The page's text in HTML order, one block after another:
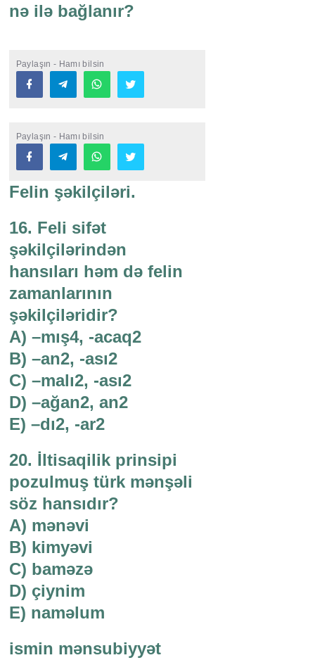
nə ilə bağlanır?
Paylaşın - Hamı bilsin
Paylaşın - Hamı bilsin
Felin şəkilçiləri.
16. Feli sifət
şəkilçilərindən
hansıları həm də felin
zamanlarının
şəkilçiləridir?
A) –mış4, -acaq2
B) –an2, -ası2
C) –malı2, -ası2
D) –ağan2, an2
E) –dı2, -ar2
20. İltisaqilik prinsipi
pozulmuş türk mənşəli
söz hansıdır?
A) mənəvi
B) kimyəvi
C) baməzə
D) çiynim
E) naməlum
ismin mənsubiyyət